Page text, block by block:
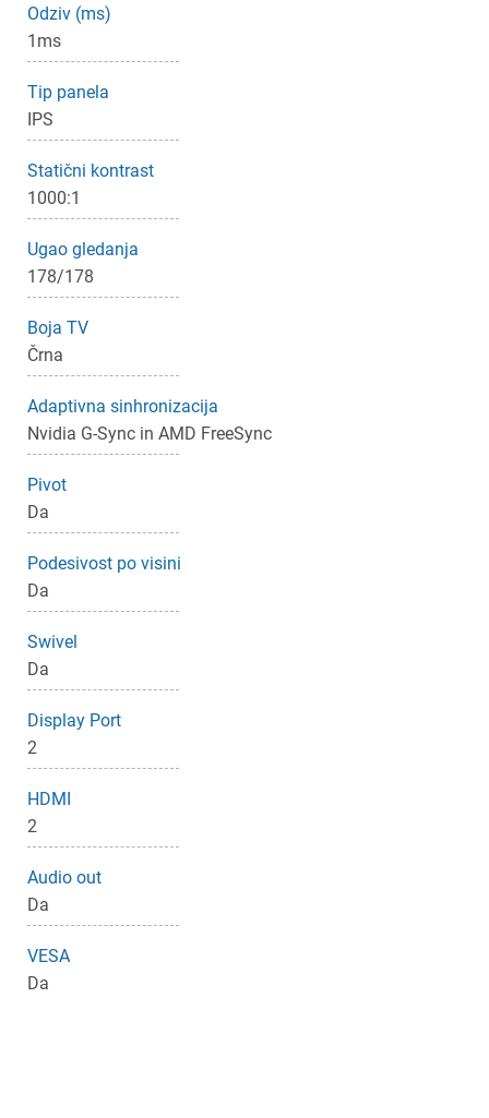
Odziv (ms)
1ms
Tip panela
IPS
Statični kontrast
1000:1
Ugao gledanja
178/178
Boja TV
Črna
Adaptivna sinhronizacija
Nvidia G-Sync in AMD FreeSync
Pivot
Da
Podesivost po visini
Da
Swivel
Da
Display Port
2
HDMI
2
Audio out
Da
VESA
Da
Prijava
Prekliči